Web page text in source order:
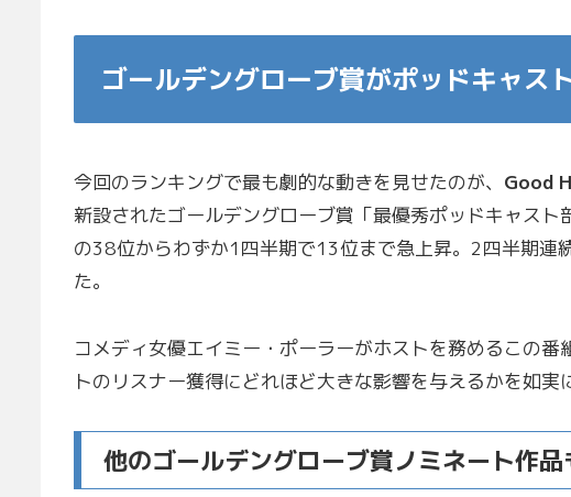
ゴールデングローブ賞がポッドキャス
今回のランキングで最も劇的な動きを見せたのが、 Good
新設されたゴールデングローブ賞「最優秀ポッドキャス
の38位からわずか1四半期で13位まで急上昇。2四半期連
た。
コメディ女優エイミー・ポーラーがホストを務めるこの
トのリスナー獲得にどれほど大きな影響を与えるかを如実
他のゴールデングローブ賞ノミネート作